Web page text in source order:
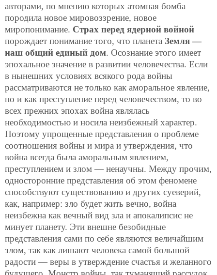
авторами, по мнению которых атомная бомба
породила новое мировоззрение, новое
миропонимание. Страх перед ядерной войной
порождает понимание того, что планета Земля —
наш общий единый дом. Осознание этого имеет
эпохальное значение в развитии человечества. Если
в нынешних условиях всякого рода войны
рассматриваются не только как аморальное явление,
но и как преступление перед человечеством, то во
всех прежних эпохах война являлась
необходимостью и носила неизбежный характер.
Поэтому упрощенные представления о проблеме
соотношения войны и мира и утверждения, что
война всегда была аморальным явлением,
преступлением и злом — ненаучны. Между прочим,
односторонние представления об этом феномене
способствуют существованию и других суеверий,
как, например: зло будет жить вечно, война
неизбежна как вечный вид зла и апокалипсис не
минует планету. Эти внешне безобидные
представления сами по себе являются величайшим
злом, так как лишают человека самой большой
радости — веры в утверждение счастья и желанного